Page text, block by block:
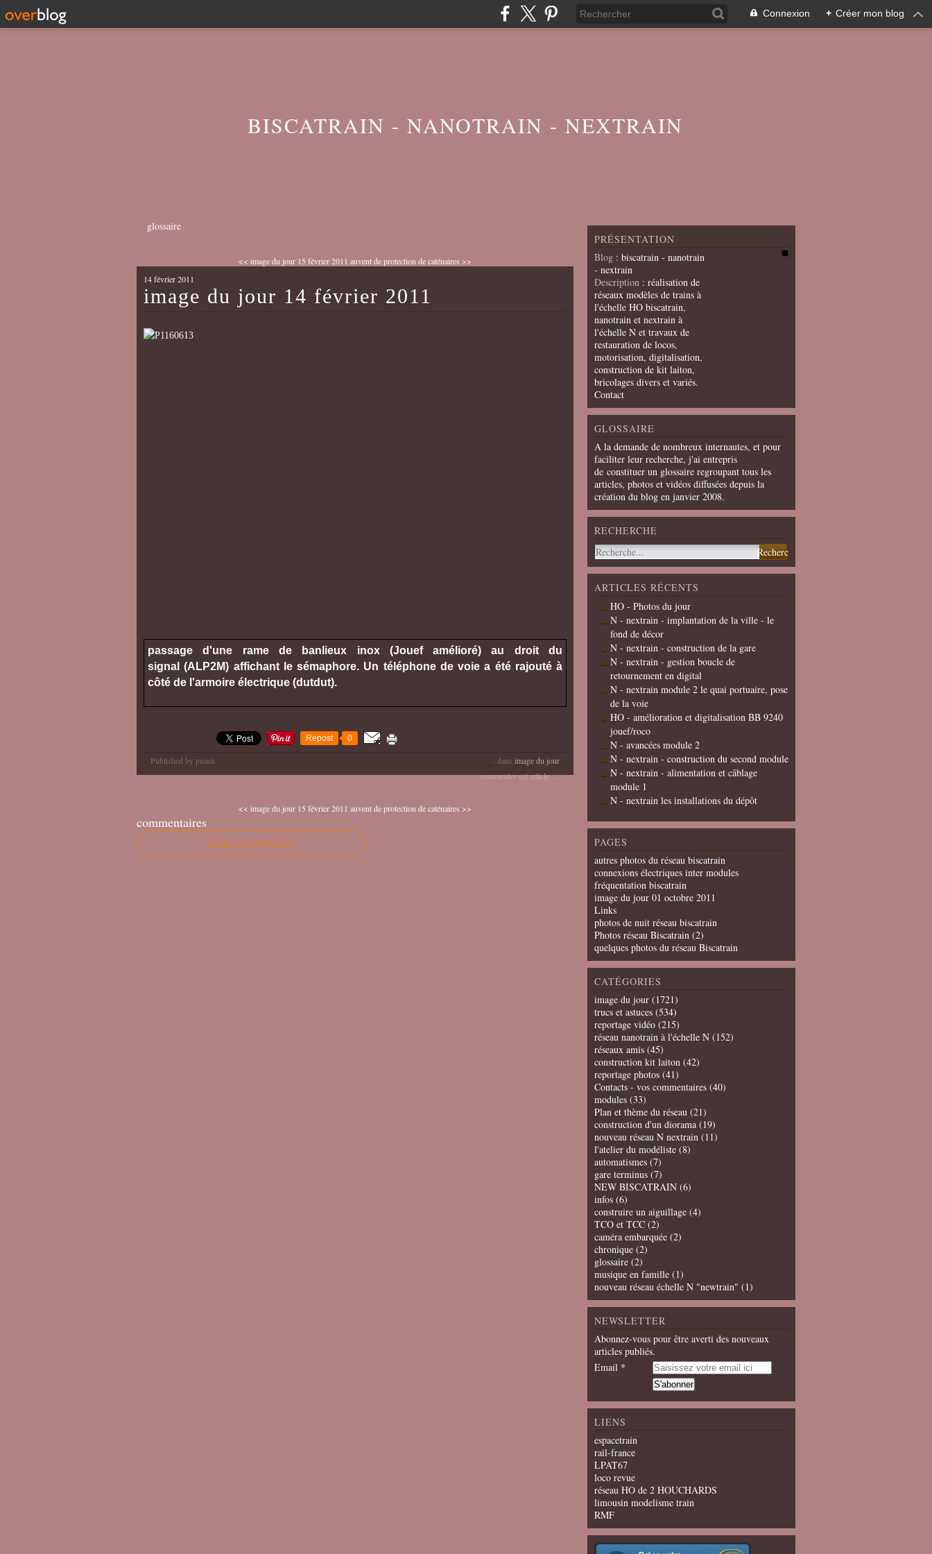
Connexion + Créer mon blog
BISCATRAIN - NANOTRAIN - NEXTRAIN
glossaire
<< image du jour 15 février 2011 auvent de protection de caténaires >>
14 février 2011
image du jour 14 février 2011
passage d'une rame de banlieux inox (Jouef amélioré) au droit du
signal (ALP2M) affichant le sémaphore. Un téléphone de voie a été rajouté à
côté de l'armoire électrique (dutdut).
Repost 0
Published by piouls - dans image du jour
commenter cet article…
<< image du jour 15 février 2011 auvent de protection de caténaires >>
commentaires
Ajouter un commentaire
PRÉSENTATION
Blog : biscatrain - nanotrain
- nextrain
Description : réalisation de
réseaux modèles de trains à
l'échelle HO biscatrain,
nanotrain et nextrain à
l'échelle N et travaux de
restauration de locos,
motorisation, digitalisation,
construction de kit laiton,
bricolages divers et variés.
Contact
GLOSSAIRE
A la demande de nombreux internautes, et pour
faciliter leur recherche, j'ai entrepris
de constituer un glossaire regroupant tous les
articles, photos et vidéos diffusées depuis la
création du blog en janvier 2008.
RECHERCHE
ARTICLES RÉCENTS
HO - Photos du jour
N - nextrain - implantation de la ville - le
fond de décor
N - nextrain - construction de la gare
N - nextrain - gestion boucle de
retournement en digital
N - nextrain module 2 le quai portuaire, pose
de la voie
HO - amélioration et digitalisation BB 9240
jouef/roco
N - avancées module 2
N - nextrain - construction du second module
N - nextrain - alimentation et câblage
module 1
N - nextrain les installations du dépôt
PAGES
autres photos du réseau biscatrain
connexions électriques inter modules
fréquentation biscatrain
image du jour 01 octobre 2011
Links
photos de nuit réseau biscatrain
Photos réseau Biscatrain (2)
quelques photos du réseau Biscatrain
CATÉGORIES
image du jour (1721)
trucs et astuces (534)
reportage vidéo (215)
réseau nanotrain à l'échelle N (152)
réseaux amis (45)
construction kit laiton (42)
reportage photos (41)
Contacts - vos commentaires (40)
modules (33)
Plan et thème du réseau (21)
construction d'un diorama (19)
nouveau réseau N nextrain (11)
l'atelier du modéliste (8)
automatismes (7)
gare terminus (7)
NEW BISCATRAIN (6)
infos (6)
construire un aiguillage (4)
TCO et TCC (2)
caméra embarquée (2)
chronique (2)
glossaire (2)
musique en famille (1)
nouveau réseau échelle N "newtrain" (1)
NEWSLETTER
Abonnez-vous pour être averti des nouveaux
articles publiés.
Email
LIENS
espacetrain
rail-france
LPAT67
loco revue
réseau HO de 2 HOUCHARDS
limousin modelisme train
RMF